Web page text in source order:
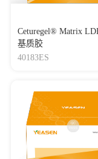
Ceturegel® Matrix
基质胶
40183ES